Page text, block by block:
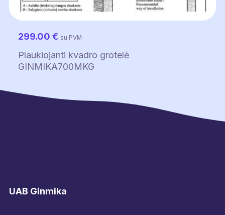
299.00 € su PVM
Plaukiojanti kvadro grotelė
GINMIKA700MKG
UAB Ginmika